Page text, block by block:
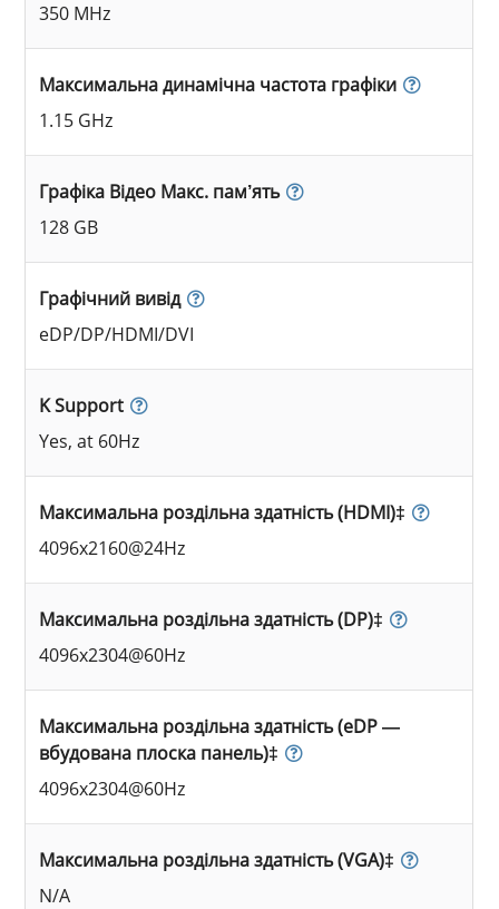
350 MHz
Максимальна динамічна частота графіки
1.15 GHz
Графіка Відео Макс. пам’ять
128 GB
Графічний вивід
eDP/DP/HDMI/DVI
K Support
Yes, at 60Hz
Максимальна роздільна здатність (HDMI)‡
4096x2160@24Hz
Максимальна роздільна здатність (DP)‡
4096x2304@60Hz
Максимальна роздільна здатність (eDP —
вбудована плоска панель)‡
4096x2304@60Hz
Максимальна роздільна здатність (VGA)‡
N/A